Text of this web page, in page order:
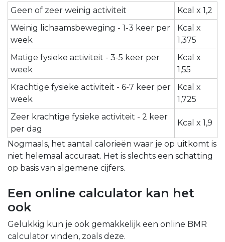
Geen of zeer weinig activiteit
Kcal x 1,2
Weinig lichaamsbeweging - 1-3 keer per
week
Kcal x
1,375
Matige fysieke activiteit - 3-5 keer per
week
Kcal x
1,55
Krachtige fysieke activiteit - 6-7 keer per
week
Kcal x
1,725
Zeer krachtige fysieke activiteit - 2 keer
per dag
Kcal x 1,9
Nogmaals, het aantal calorieën waar je op uitkomt is
niet helemaal accuraat. Het is slechts een schatting
op basis van algemene cijfers.
Een online calculator kan het
ook
Gelukkig kun je ook gemakkelijk een online BMR
calculator vinden, zoals deze.